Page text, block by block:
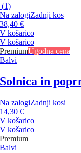
(1)
Na zalogiZadnji kos
38,40 €
V košarico
V košarico
PremiumUgodna cena
Balvi
Solnica in
Na zalogiZadnji kosi
14,30 €
V košarico
V košarico
Premium
Balvi